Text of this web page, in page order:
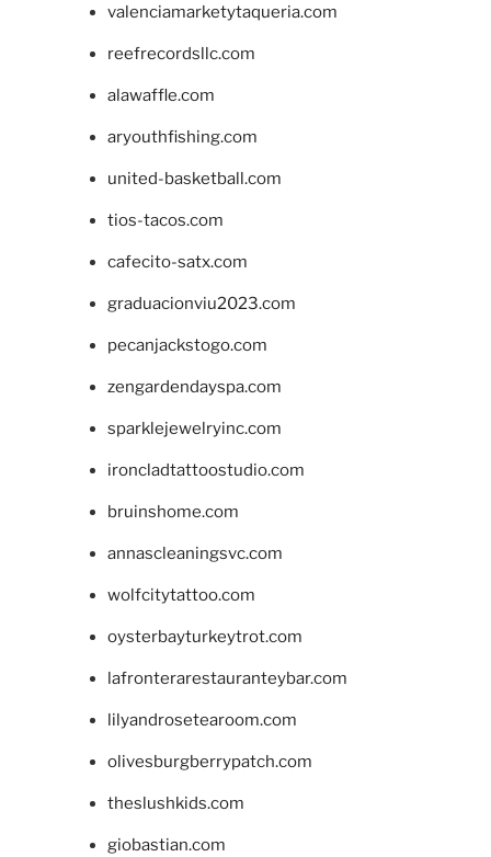
valenciamarketytaqueria.com
reefrecordsllc.com
alawaffle.com
aryouthfishing.com
united-basketball.com
tios-tacos.com
cafecito-satx.com
graduacionviu2023.com
pecanjackstogo.com
zengardendayspa.com
sparklejewelryinc.com
ironcladtattoostudio.com
bruinshome.com
annascleaningsvc.com
wolfcitytattoo.com
oysterbayturkeytrot.com
lafronterarestauranteybar.com
lilyandrosetearoom.com
olivesburgberrypatch.com
theslushkids.com
giobastian.com